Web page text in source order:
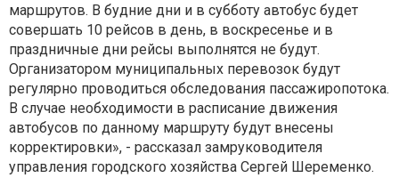
маршрутов. В будние дни и в субботу автобус будет
совершать 10 рейсов в день, в воскресенье и в
праздничные дни рейсы выполнятся не будут.
Организатором муниципальных перевозок будут
регулярно проводиться обследования пассажиропотока.
В случае необходимости в расписание движения
автобусов по данному маршруту будут внесены
корректировки», - рассказал замруководителя
управления городского хозяйства Сергей Шеременко.